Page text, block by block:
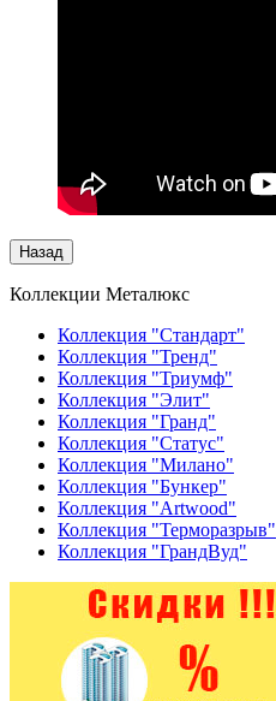
Коллекции Металюкс
Коллекция "Стандарт"
Коллекция "Тренд"
Коллекция "Триумф"
Коллекция "Элит"
Коллекция "Гранд"
Коллекция "Статус"
Коллекция "Милано"
Коллекция "Бункер"
Коллекция "Artwood"
Коллекция "Терморазрыв"
Коллекция "ГрандВуд"